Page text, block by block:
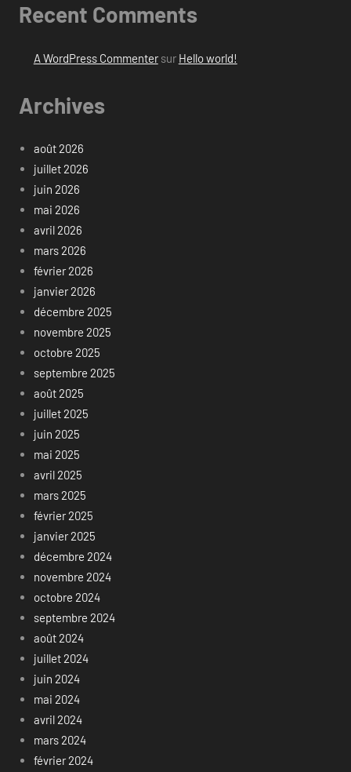
Recent Comments
A WordPress Commentersur Hello world!
Archives
août 2026
juillet 2026
juin 2026
mai 2026
avril 2026
mars 2026
février 2026
janvier 2026
décembre 2025
novembre 2025
octobre 2025
septembre 2025
août 2025
juillet 2025
juin 2025
mai 2025
avril 2025
mars 2025
février 2025
janvier 2025
décembre 2024
novembre 2024
octobre 2024
septembre 2024
août 2024
juillet 2024
juin 2024
mai 2024
avril 2024
mars 2024
février 2024